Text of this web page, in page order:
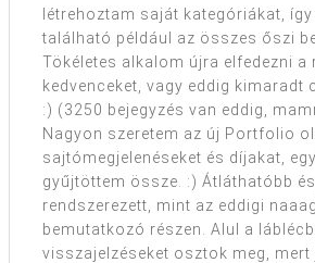
létrehoztam saját kategóriákat, így
található például az összes őszi
Tökéletes alkalom újra elfedezni a
kedvenceket, vagy eddig kimaradt
:) (3250 bejegyzés van eddig,
Nagyon szeretem az új Portfolio
sajtómegjelenéseket és díjakat,
gyűjtöttem össze. :) Átláthatóbb
rendszerezett, mint az eddigi
bemutatkozó részen. Alul a
visszajelzéseket osztok meg, mert